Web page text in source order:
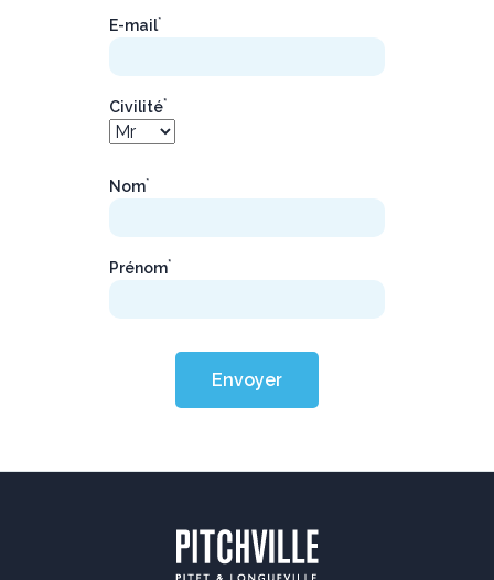
E-mail*
Civilité*
Nom*
Prénom*
Envoyer